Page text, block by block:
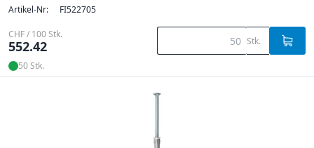
Artikel-Nr: FI522705
CHF / 100 Stk.
552.42 Stk.
50 Stk.